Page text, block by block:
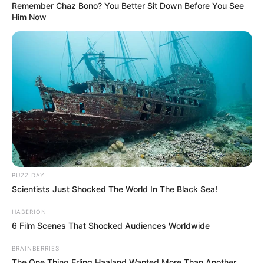
Remember Chaz Bono? You Better Sit Down Before You See
Him Now
BUZZ DAY
Scientists Just Shocked The World In The Black Sea!
HABERION
6 Film Scenes That Shocked Audiences Worldwide
BRAINBERRIES